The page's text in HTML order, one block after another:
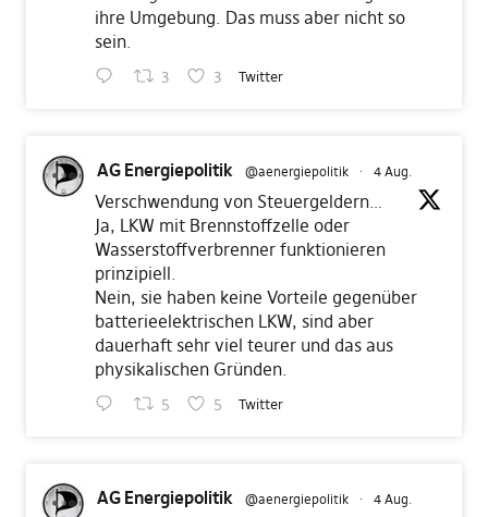
ihre Umgebung. Das muss aber nicht so
sein.
3 3 Twitter
AG Energiepolitik @aenergiepolitik · 4 Aug.
Verschwendung von Steuergeldern…
Ja, LKW mit Brennstoffzelle oder
Wasserstoffverbrenner funktionieren
prinzipiell.
Nein, sie haben keine Vorteile gegenüber
batterieelektrischen LKW, sind aber
dauerhaft sehr viel teurer und das aus
physikalischen Gründen.
5 5 Twitter
AG Energiepolitik @aenergiepolitik · 4 Aug.